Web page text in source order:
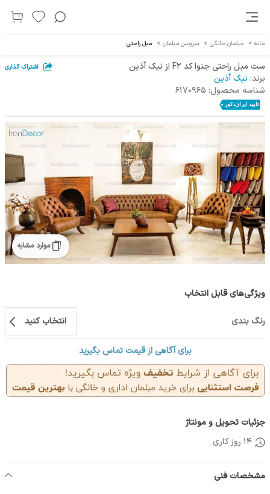
خانه > مبلمان خانگی > سرویس مبلمان > مبل راحتی
ست مبل راحتی جنوا کد F2 از نیک آذین اشتراک گذاری
برند: نیک آذین
شناسه محصول: 6170965
موارد مشابه
ویژگی‌های قابل انتخاب
رنگ بندی انتخاب کنید
برای آگاهی از قیمت تماس بگیرید
جزئیات تحویل و مونتاژ
14 روز کاری
مشخصات فنی